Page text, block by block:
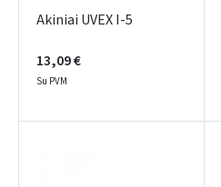
Akiniai UVEX I-5
13,09 €
Su PVM